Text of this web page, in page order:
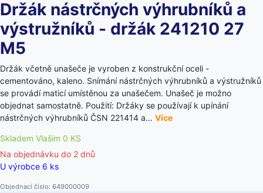
Držák nástrčných výhrubníků a
výstružníků - držák 241210 27
M5
Držák včetně unašeče je vyroben z konstrukční oceli -
cementováno, kaleno. Snímání nástrčných výhrubníků a výstružníků
se provádí maticí umístěnou za unašečem. Unašeč je možno
objednat samostatně. Použití: Držáky se používají k upínání
nástrčných výhrubníků ČSN 221414 a… Více
Skladem Vlašim 0 KS
Na objednávku do 2 dnů
U výrobce 6 ks
Objednací číslo: 649000009